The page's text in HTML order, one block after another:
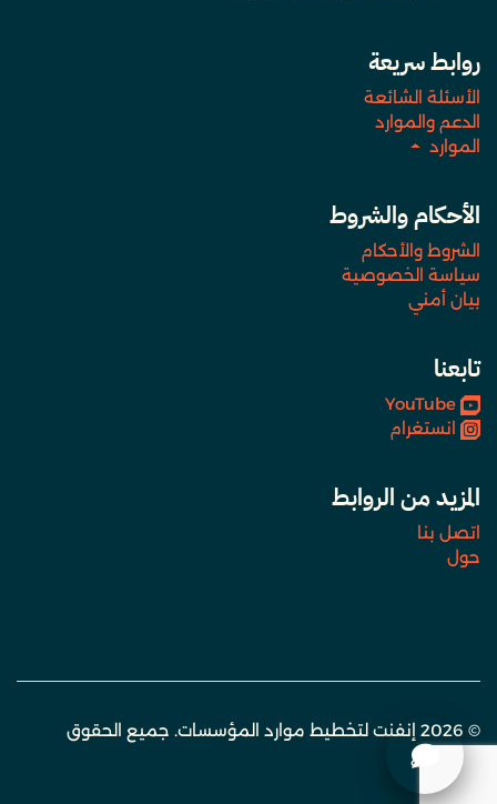
روابط سريعة
الأسئلة الشائعة
الدعم والموارد
الموارد
الأحكام والشروط
الشروط والأحكام
سياسة الخصوصية
بيان أمني
تابعنا
YouTube
انستغرام
المزيد من الروابط
اتصل بنا
حول
© 2026 إنفنت لتخطيط موارد المؤسسات. جميع الحقوق
محفوظة